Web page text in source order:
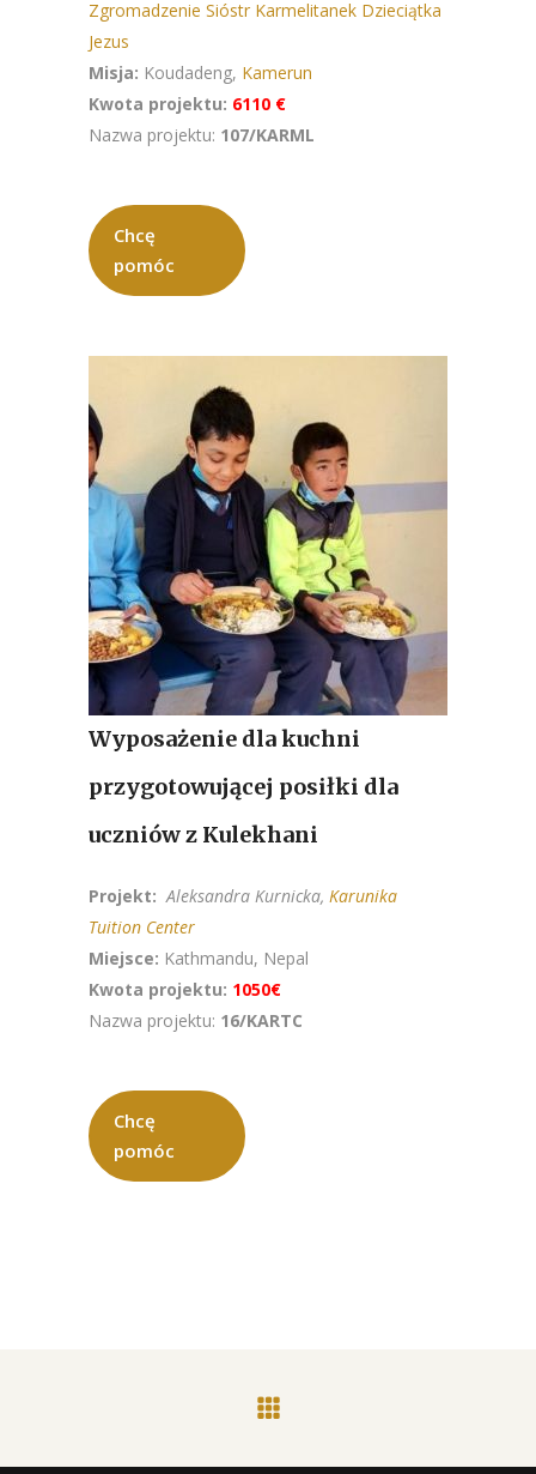
Zgromadzenie Sióstr Karmelitanek Dzieciątka
Jezus
Misja: Koudadeng, Kamerun
Kwota projektu: 6110 €
Nazwa projektu: 107/KARML
Chcę
pomóc
Wyposażenie dla kuchni
przygotowującej posiłki dla
uczniów z Kulekhani
Projekt: Aleksandra Kurnicka, Karunika
Tuition Center
Miejsce: Kathmandu, Nepal
Kwota projektu: 1050€
Nazwa projektu: 16/KARTC
Chcę
pomóc